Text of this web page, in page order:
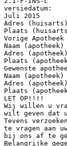
versiedatum:
Juli 2015
Adres (huisarts)
Plaats
Vorige Apotheek
Naam (apotheek)
Adres (apotheek)
Plaats
Gewenste
Naam (apotheek)
Adres (apotheek)
Plaats
LET OP!!!!
Wij willen u
wilt geven dat
Tevens
te vragen aan
bij ons af te
Belangrijke